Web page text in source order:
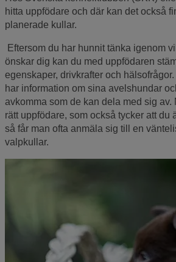
hitta uppfödare och där kan det också
planerade kullar.
Eftersom du har hunnit tänka igenom
önskar dig kan du med uppfödaren
egenskaper, drivkrafter och
har information om sina avelshundar
avkomma som de kan dela med sig av.
rätt uppfödare, som också tycker att du
så får man ofta anmäla sig till en
valpkullar.